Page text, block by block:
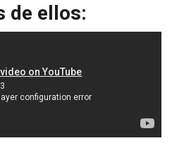
de ellos: